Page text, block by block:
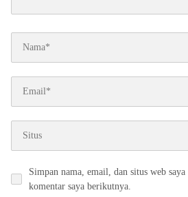
Simpan nama, email, dan situs web
komentar saya berikutnya.